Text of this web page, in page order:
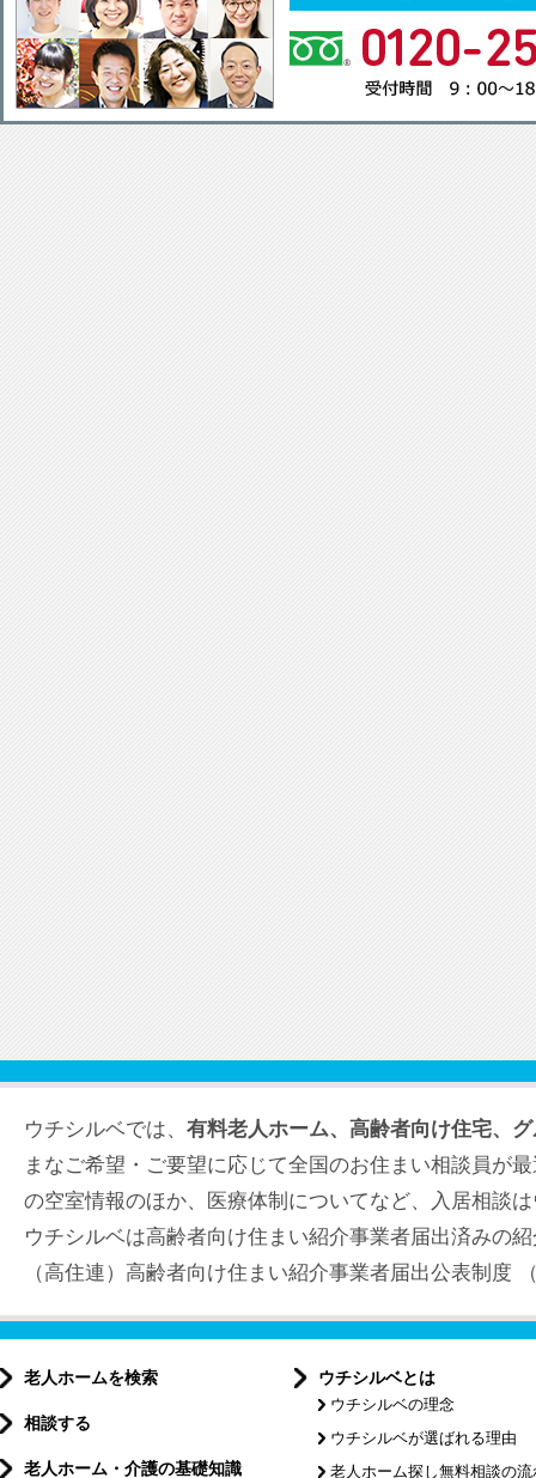
ウチシルベでは、 有料老人ホーム、高齢者向け住宅、
まなご希望・ご要望に応じて全国のお住まい相談員が
の空室情報のほか、医療体制についてなど、入居相談
ウチシルベは高齢者向け住まい紹介事業者届出済みの
（高住連）高齢者向け住まい紹介事業者届出公表制度
老人ホームを検索
相談する
老人ホーム・介護の基礎知識
ウチシルベとは
ウチシルベの理念
ウチシルベが選ばれる理由
老人ホーム探し無料相談の流